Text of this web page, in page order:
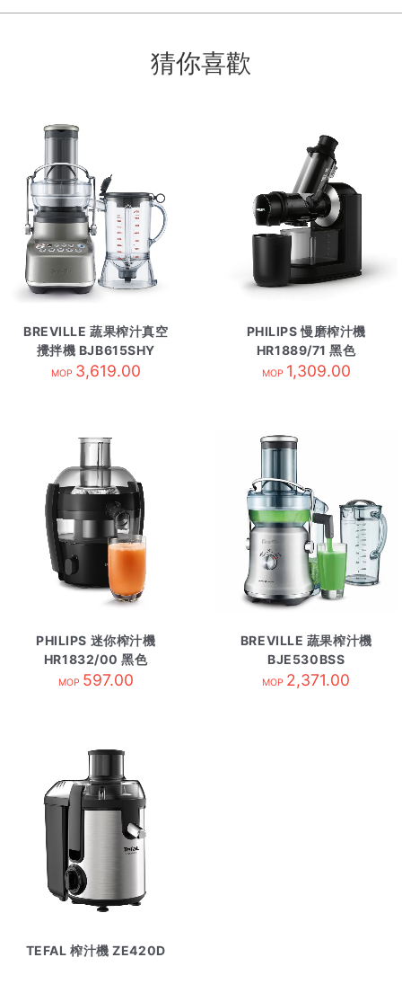
猜你喜歡
BREVILLE 蔬果榨汁真空
攪拌機 BJB615SHY
MOP 3,619.00
PHILIPS 慢磨榨汁機
HR1889/71 黑色
MOP 1,309.00
PHILIPS 迷你榨汁機
HR1832/00 黑色
MOP 597.00
BREVILLE 蔬果榨汁機
BJE530BSS
MOP 2,371.00
TEFAL 榨汁機 ZE420D